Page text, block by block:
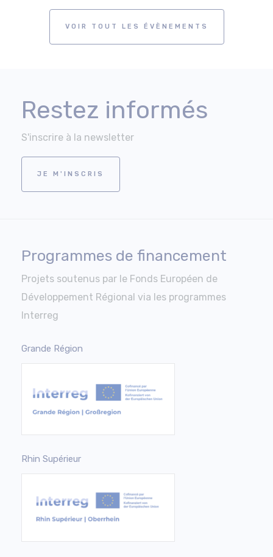
VOIR TOUT LES ÉVÈNEMENTS
Restez informés
S'inscrire à la newsletter
JE M'INSCRIS
Programmes de financement
Projets soutenus par le Fonds Européen de
Développement Régional via les programmes
Interreg
Grande Région
Rhin Supérieur